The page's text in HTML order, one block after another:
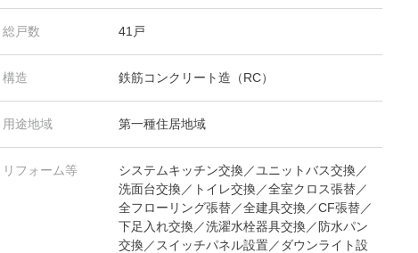
総戸数 41戸
構造 鉄筋コンクリート造（RC）
用途地域 第一種住居地域
リフォーム等
システムキッチン交換／ユニットバス交換／
洗面台交換／トイレ交換／全室クロス張替／
全フローリング張替／全建具交換／CF張替／
下足入れ交換／洗濯水栓器具交換／防水パン
交換／スイッチパネル設置／ダウンライト設